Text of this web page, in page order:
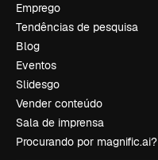
Emprego
Tendências de pesquisa
Blog
Eventos
Slidesgo
Vender conteúdo
Sala de imprensa
Procurando por magnific.ai?